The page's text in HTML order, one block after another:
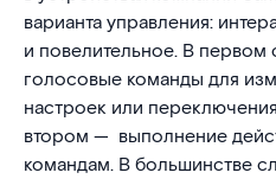
варианта управления:
и повелительное. В первом
голосовые команды для
настроек или
втором — выполнение
командам. В большинстве